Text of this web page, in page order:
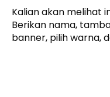
Kalian akan melihat
Berikan nama,
banner, pilih warna,